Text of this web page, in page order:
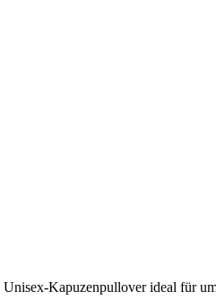
Kapuzenpullover ideal für